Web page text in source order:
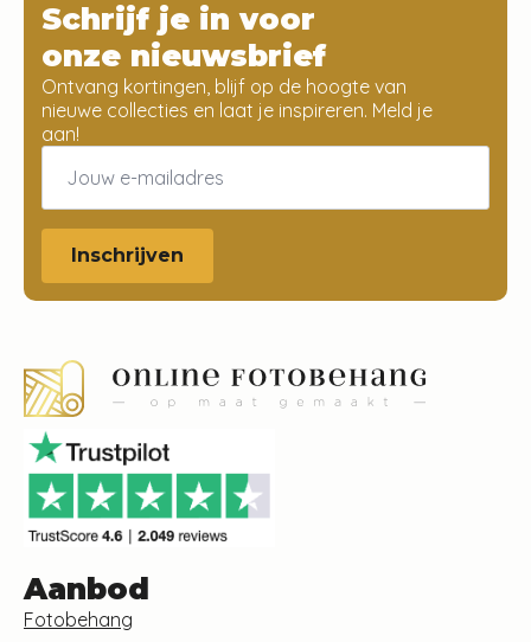
Schrijf je in voor
onze nieuwsbrief
Ontvang kortingen, blijf op de hoogte van
nieuwe collecties en laat je inspireren. Meld je
aan!
Email
Inschrijven
Aanbod
Fotobehang